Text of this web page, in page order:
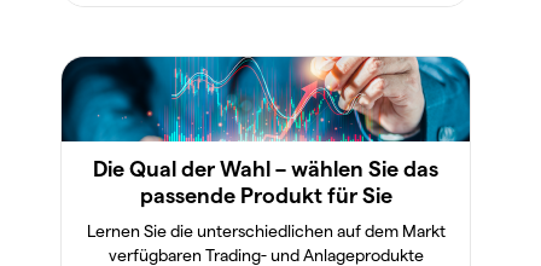
Die Qual der Wahl – wählen Sie das
passende Produkt für Sie
Lernen Sie die unterschiedlichen auf dem Markt
verfügbaren Trading- und Anlageprodukte